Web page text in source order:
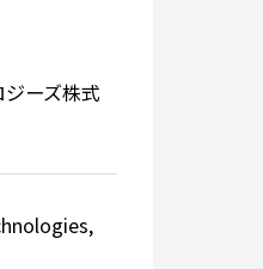
ーズ株式